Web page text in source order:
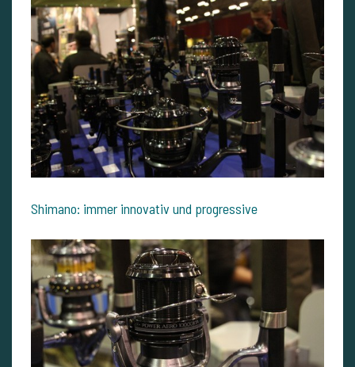
Shimano: immer innovativ und progressive